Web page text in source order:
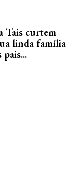
Tais curtem
linda família